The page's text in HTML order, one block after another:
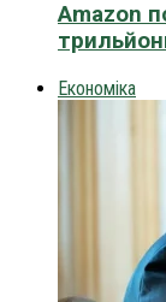
Amazon
Економіка